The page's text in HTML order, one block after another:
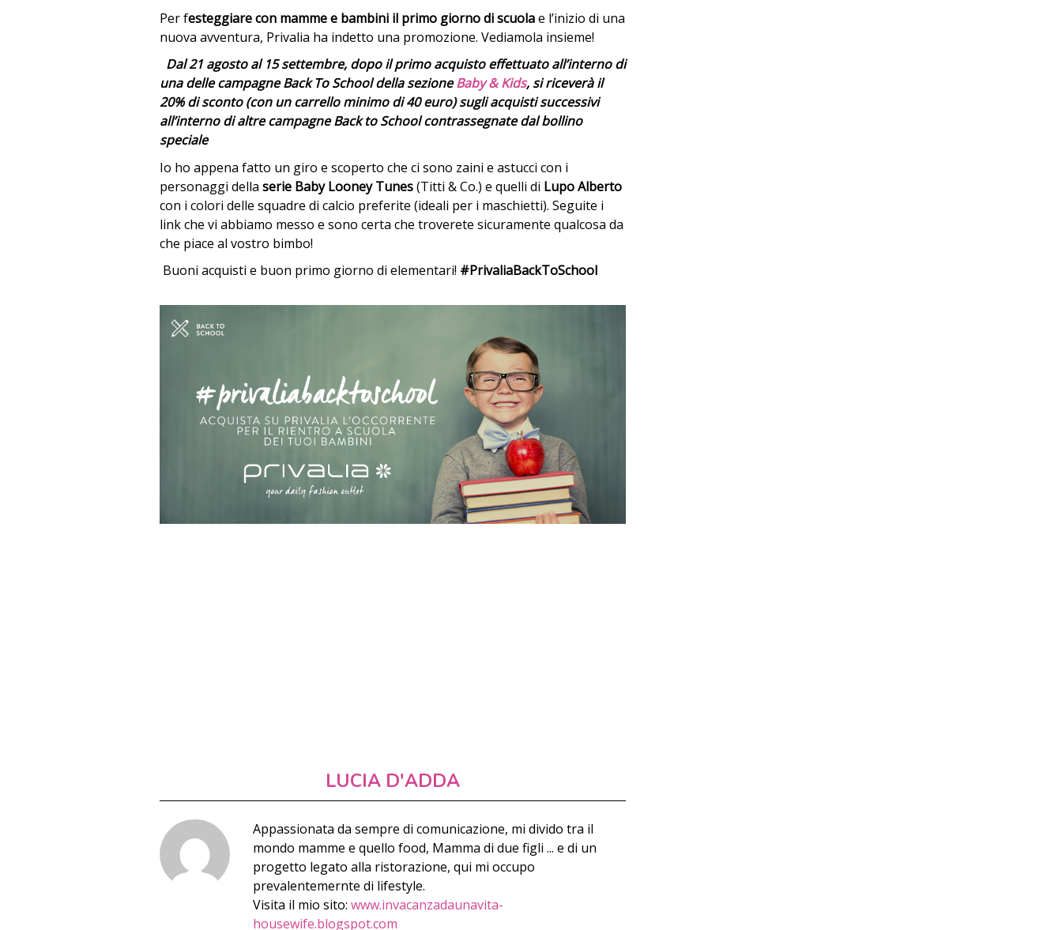
Per festeggiare con mamme e bambini il primo giorno di scuolae l’inizio di una
nuova avventura, Privalia ha indetto una promozione. Vediamola insieme!
Dal 21 agosto al 15 settembre, dopo il primo acquisto effettuato all’interno di
una delle campagne Back To School della sezioneBaby & Kids, si riceverà il
20% di sconto (con un carrello minimo di 40 euro) sugli acquisti successivi
all’interno di altre campagne Back to School contrassegnate dal bollino
speciale
Io ho appena fatto un giro e scoperto che ci sono zaini e astucci con i
personaggi della serie Baby Looney Tunes(Titti & Co.) e quelli di Lupo Alberto
con i colori delle squadre di calcio preferite (ideali per i maschietti). Seguite i
link che vi abbiamo messo e sono certa che troverete sicuramente qualcosa da
che piace al vostro bimbo!
Buoni acquisti e buon primo giorno di elementari! #PrivaliaBackToSchool
LUCIA D'ADDA
Appassionata da sempre di comunicazione, mi divido tra il
mondo mamme e quello food, Mamma di due figli ... e di un
progetto legato alla ristorazione, qui mi occupo
prevalentemernte di lifestyle.
Visita il mio sito: www.invacanzadaunavita-
housewife.blogspot.com